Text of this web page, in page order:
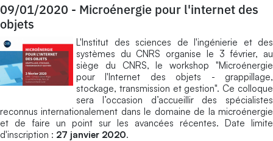
09/01/2020 - Microénergie pour l'internet des
objets
L'Institut des sciences de l'ingénierie et des
systèmes du CNRS organise le 3 février, au
siège du CNRS, le workshop "Microénergie
pour l'Internet des objets - grappillage,
stockage, transmission et gestion". Ce colloque
sera l’occasion d’accueillir des spécialistes
reconnus internationalement dans le domaine de la microénergie
et de faire un point sur les avancées récentes. Date limite
d'inscription : 27 janvier 2020.